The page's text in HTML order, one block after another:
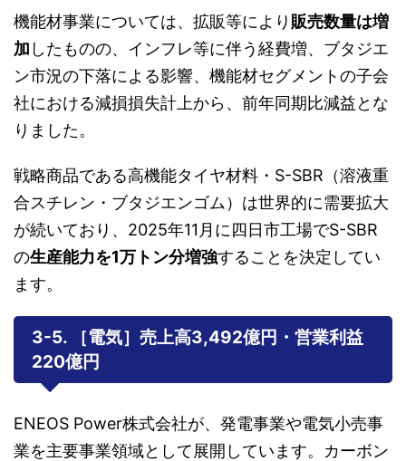
機能材事業については、拡販等により 販売数量は増
加 したものの、インフレ等に伴う経費増、ブタジエ
ン市況の下落による影響、機能材セグメントの子会
社における減損損失計上から、前年同期比減益とな
りました。
戦略商品である高機能タイヤ材料・S-SBR（溶液重
合スチレン・ブタジエンゴム）は世界的に需要拡大
が続いており、2025年11月に四日市工場でS-SBR
の生産能力を1万トン分増強することを決定してい
ます。
3-5. ［電気］売上高3,492億円・営業利益
220億円
ENEOS Power株式会社が、発電事業や電気小売事
業を主要事業領域として展開しています。カーボン